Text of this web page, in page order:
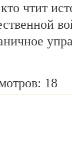
чтит
18